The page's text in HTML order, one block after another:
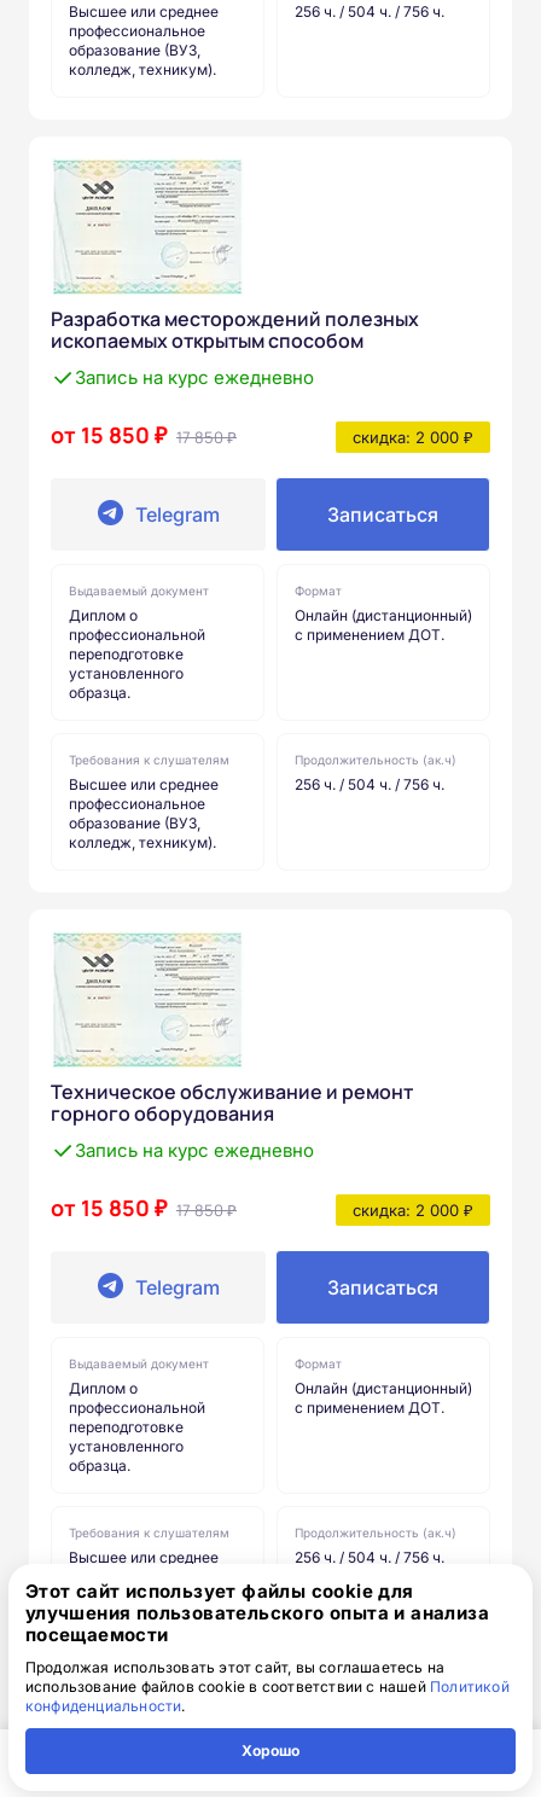
Высшее или среднее
профессиональное
образование (ВУЗ,
колледж, техникум).
256 ч. / 504 ч. / 756 ч.
Разработка месторождений полезных
ископаемых открытым способом
Запись на курс ежедневно
от 15 850 ₽ 17 850 ₽ скидка: 2 000 ₽
Telegram Записаться
Выдаваемый документ
Диплом о
профессиональной
переподготовке
установленного
образца.
Формат
Онлайн (дистанционный)
с применением ДОТ.
Требования к слушателям
Высшее или среднее
профессиональное
образование (ВУЗ,
колледж, техникум).
Продолжительность (ак.ч)
256 ч. / 504 ч. / 756 ч.
Техническое обслуживание и ремонт
горного оборудования
Запись на курс ежедневно
от 15 850 ₽ 17 850 ₽ скидка: 2 000 ₽
Telegram Записаться
Выдаваемый документ
Диплом о
профессиональной
переподготовке
установленного
образца.
Формат
Онлайн (дистанционный)
с применением ДОТ.
Требования к слушателям
Высшее или среднее
образование (ВУЗ,
колледж, техникум).
Продолжительность (ак.ч)
256 ч. / 504 ч. / 756 ч.
Этот сайт использует файлы cookie для
улучшения пользовательского опыта и анализа
посещаемости
Продолжая использовать этот сайт, вы соглашаетесь на
использование файлов cookie в соответствии с нашей Политикой
конфиденциальности.
Хорошо